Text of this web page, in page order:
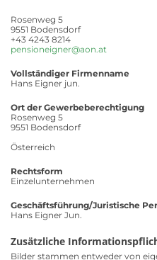
Rosenweg 5
9551 Bodensdorf
+43 4243 8214
pensioneigner@aon.at
Vollständiger Firmenname
Hans Eigner jun.
Ort der Gewerbeberechtigung
Rosenweg 5
9551 Bodensdorf
Österreich
Rechtsform
Einzelunternehmen
Geschäftsführung/Juristische
Hans Eigner Jun.
Zusätzliche
Bilder stammen entweder von